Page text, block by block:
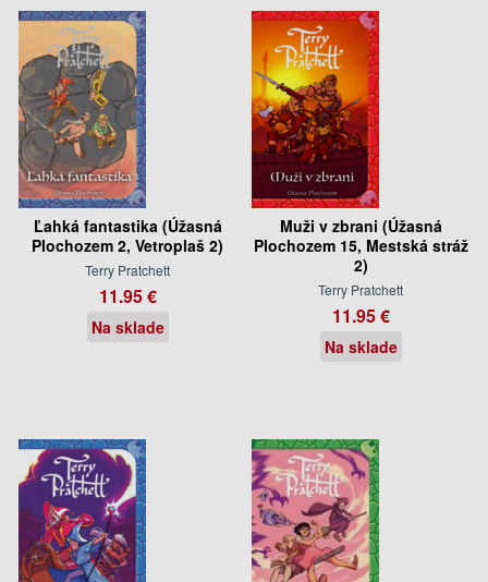
Ľahká fantastika (Úžasná
Plochozem 2, Vetroplaš 2)
Terry Pratchett
11.95 €
Na sklade
Muži v zbrani (Úžasná
Plochozem 15, Mestská stráž
2)
Terry Pratchett
11.95 €
Na sklade